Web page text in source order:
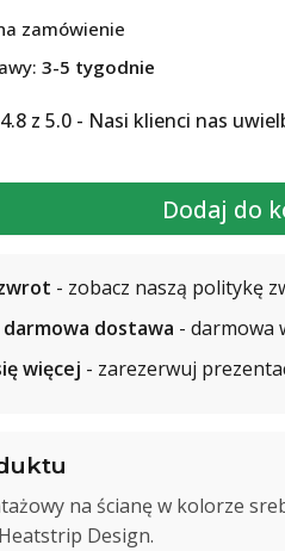
zamówienie
3-5 tygodnie
4.8 z 5.0 - Nasi klienci nas
Dodaj do
- zobacz naszą politykę
dostawa - darmowa
więcej - zarezerwuj
na ścianę w kolorze
Design.